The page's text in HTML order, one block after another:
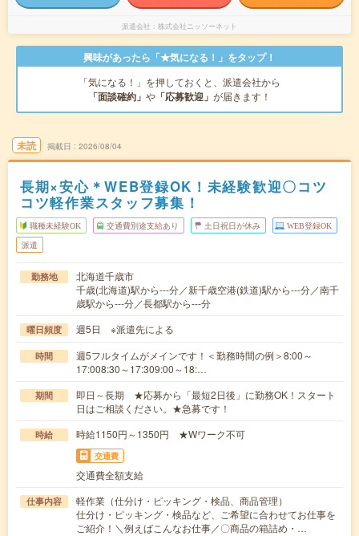
派遣会社 株式会社ニッソーネット
興味があったら「★気になる！」をタップ！
「気になる！」を押しておくと、派遣会社から
「面談確約」 や 「応募歓迎」 が届きます！
未読 掲載日 2026/08/04
長期×安心＊WEB登録OK！未経験歓迎〇コツ
コツ軽作業スタッフ募集！
職種未経験OK 交通費別途支給あり 土日祝日が休み WEB登録OK
派遣
勤務地
北海道千歳市
千歳(北海道)駅から---分／新千歳空港(鉄道)駅から---分／南千
歳駅から---分／長都駅から---分
曜日頻度 週5日 ※派遣先による
時間
週5フルタイムがメインです！＜勤務時間の例＞8:00～
17:008:30～17:309:00～18:…
期間
即日～長期 ★応募から「最短2日後」に勤務OK！スタート
日はご相談ください。★急募です！
時給 時給1150円～1350円 ★Wワーク不可
交通費
交通費全額支給
仕事内容
軽作業（仕分け・ピッキング・検品、商品管理）
仕分け・ピッキング・検品など、ご希望に合わせてお仕事を
ご紹介！＼例えばこんなお仕事／〇商品の箱詰め・…